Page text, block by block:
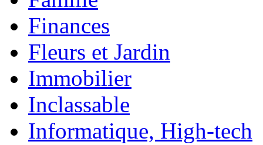
Finances
Fleurs et Jardin
Immobilier
Inclassable
Informatique, High-tech